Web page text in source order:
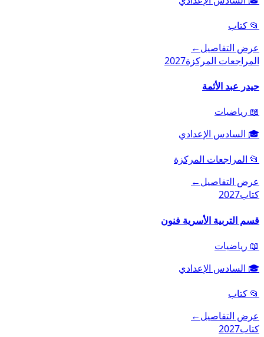
📂 كتاب
عرض التفاصيل←
المراجعات المركزة2027
حيدر عبد الأئمة
📖 رياضيات
🎓 السادس الإعدادي
📂 المراجعات المركزة
عرض التفاصيل←
كتاب2027
قسم التربية الأسرية فنون
📖 رياضيات
🎓 السادس الإعدادي
📂 كتاب
عرض التفاصيل←
كتاب2027